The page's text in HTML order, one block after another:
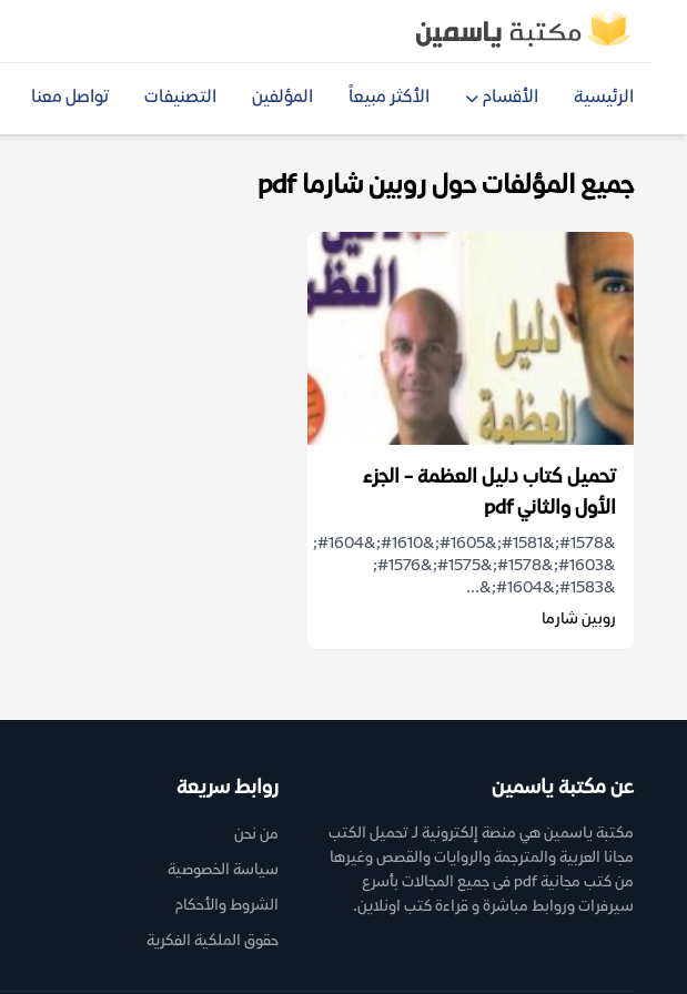
الرئيسية الأقسام الأكثر مبيعاً المؤلفين التصنيفات تواصل معنا
جميع المؤلفات حول روبين شارما pdf
تحميل كتاب دليل العظمة - الجزء
الأول والثاني pdf
&#1578;&#1581;&#1605;&#1610;&#1604;
&#1603;&#1578;&#1575;&#1576;
&#1583;&#1604;&...
روبين شارما
عن مكتبة ياسمين
مكتبة ياسمين هي منصة إلكترونية لـ تحميل الكتب
مجانا العربية والمترجمة والروايات والقصص وغيرها
من كتب مجانية pdf فى جميع المجالات بأسرع
سيرفرات وروابط مباشرة و قراءة كتب اونلاين.
روابط سريعة
من نحن
سياسة الخصوصية
الشروط والأحكام
حقوق الملكية الفكرية